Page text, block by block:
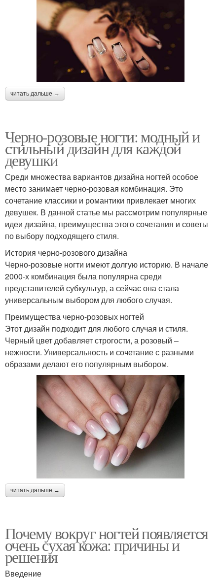
читать дальше →
Черно-розовые ногти: модный и
стильный дизайн для каждой
девушки
Среди множества вариантов дизайна ногтей особое
место занимает черно-розовая комбинация. Это
сочетание классики и романтики привлекает многих
девушек. В данной статье мы рассмотрим популярные
идеи дизайна, преимущества этого сочетания и советы
по выбору подходящего стиля.
История черно-розового дизайна
Черно-розовые ногти имеют долгую историю. В начале
2000-х комбинация была популярна среди
представителей субкультур, а сейчас она стала
универсальным выбором для любого случая.
Преимущества черно-розовых ногтей
Этот дизайн подходит для любого случая и стиля.
Черный цвет добавляет строгости, а розовый –
нежности. Универсальность и сочетание с разными
образами делают его популярным выбором.
читать дальше →
Почему вокруг ногтей появляется
очень сухая кожа: причины и
решения
Введение